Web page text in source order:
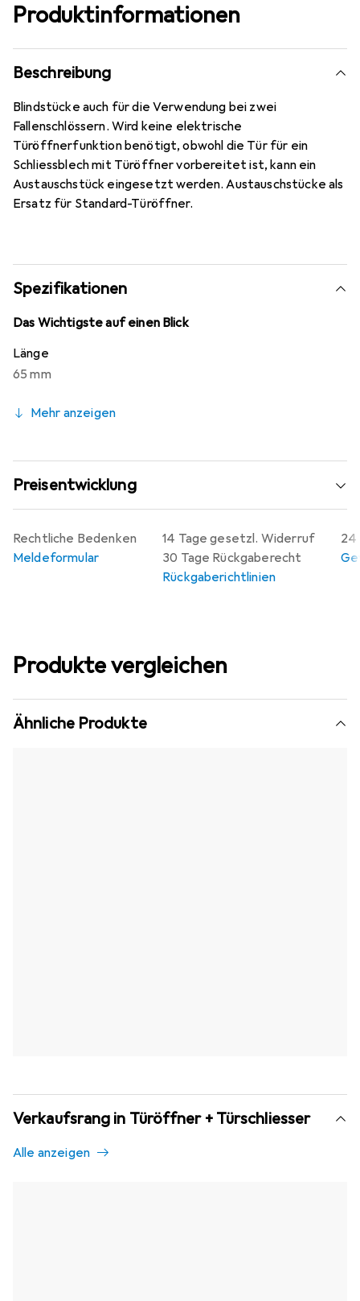
Produktinformationen
Beschreibung
Blindstücke auch für die Verwendung bei zwei
Fallenschlössern. Wird keine elektrische
Türöffnerfunktion benötigt, obwohl die Tür für ein
Schliessblech mit Türöffner vorbereitet ist, kann ein
Austauschstück eingesetzt werden. Austauschstücke als
Ersatz für Standard-Türöffner.
Spezifikationen
Das Wichtigste auf einen Blick
Länge
65 mm
Mehr anzeigen
Preisentwicklung
14 Tage gesetzl. Widerruf
30 Tage Rückgaberecht
Rückgaberichtlinien
24
Rechtliche Bedenken
Meldeformular
Produkte vergleichen
Ähnliche Produkte
Verkaufsrang in Türöffner + Türschliesser
Alle anzeigen